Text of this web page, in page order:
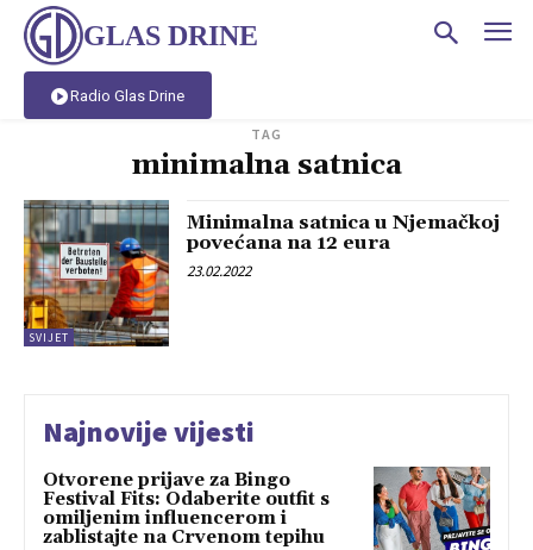
GLAS DRINE
Radio Glas Drine
TAG
minimalna satnica
SVIJET
Minimalna satnica u Njemačkoj
povećana na 12 eura
23.02.2022
Najnovije vijesti
Otvorene prijave za Bingo
Festival Fits: Odaberite outfit s
omiljenim influencerom i
zablistajte na Crvenom tepihu